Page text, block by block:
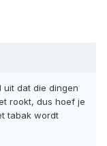
uit dat die dingen
rookt, dus hoef je
tabak wordt